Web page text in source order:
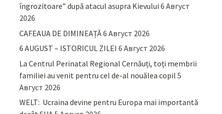
îngrozitoare” după atacul asupra Kievului 6 Август
2026
CAFEAUA DE DIMINEAȚĂ6 Август 2026
6 AUGUST – ISTORICUL ZILEI 6 Август 2026
La Centrul Perinatal Regional Cernăuți, toți membrii
familiei au venit pentru cel de-al nouălea copil 5
Август 2026
WELT: Ucraina devine pentru Europa mai importantă